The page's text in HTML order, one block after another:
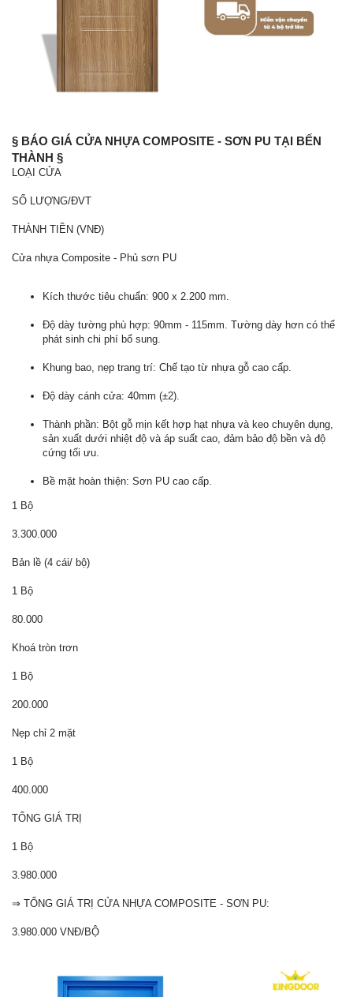
§ BÁO GIÁ CỬA NHỰA COMPOSITE - SƠN PU TẠI BẾN
THÀNH §
LOẠI CỬA
SỐ LƯỢNG/ĐVT
THÀNH TIỀN (VNĐ)
Cửa nhựa Composite - Phủ sơn PU
Kích thước tiêu chuẩn: 900 x 2.200 mm.
Độ dày tường phù hợp: 90mm - 115mm. Tường dày hơn có thể
phát sinh chi phí bổ sung.
Khung bao, nẹp trang trí: Chế tạo từ nhựa gỗ cao cấp.
Độ dày cánh cửa: 40mm (±2).
Thành phần: Bột gỗ mịn kết hợp hạt nhựa và keo chuyên dụng,
sản xuất dưới nhiệt độ và áp suất cao, đảm bảo độ bền và độ
cứng tối ưu.
Bề mặt hoàn thiện: Sơn PU cao cấp.
1 Bộ
3.300.000
Bản lề (4 cái/ bộ)
1 Bộ
80.000
Khoá tròn trơn
1 Bộ
200.000
Nẹp chỉ 2 mặt
1 Bộ
400.000
TỔNG GIÁ TRỊ
1 Bộ
3.980.000
⇒ TỔNG GIÁ TRỊ CỬA NHỰA COMPOSITE - SƠN PU:
3.980.000 VNĐ/BỘ